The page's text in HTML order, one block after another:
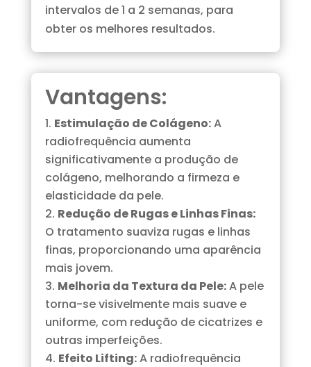
intervalos de 1 a 2 semanas, para
obter os melhores resultados.
Vantagens:
Estimulação de Colágeno:A
radiofrequência aumenta
significativamente a produção de
colágeno, melhorando a firmeza e
elasticidade da pele.
Redução de Rugas e Linhas Finas:
O tratamento suaviza rugas e linhas
finas, proporcionando uma aparência
mais jovem.
Melhoria da Textura da Pele:A pele
torna-se visivelmente mais suave e
uniforme, com redução de cicatrizes e
outras imperfeições.
Efeito Lifting:A radiofrequência